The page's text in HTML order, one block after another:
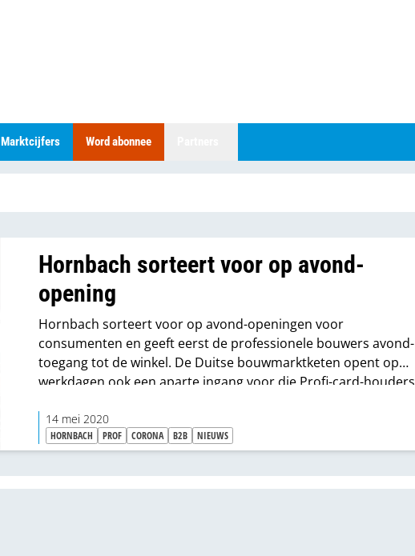
Marktcijfers Word abonnee
Hornbach sorteert voor op avond-
opening
Hornbach sorteert voor op avond-openingen voor
consumenten en geeft eerst de professionele bouwers avond-
toegang tot de winkel. De Duitse bouwmarktketen opent op
werkdagen ook een aparte ingang voor die Profi-card-houders.
14 mei 2020
HORNBACH PROF CORONA B2B NIEUWS